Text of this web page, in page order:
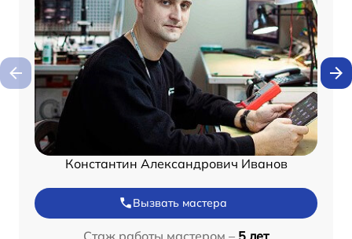
Константин Александрович Иванов
Вызвать мастера
Стаж работы мастером – 5 лет